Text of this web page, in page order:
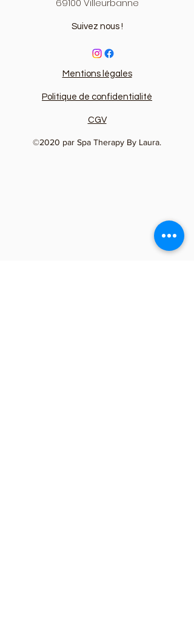
69100 Villeurbanne
Suivez nous !
Mentions légales
Politique de confidentialité
CGV
©2020 par Spa Therapy By Laura.